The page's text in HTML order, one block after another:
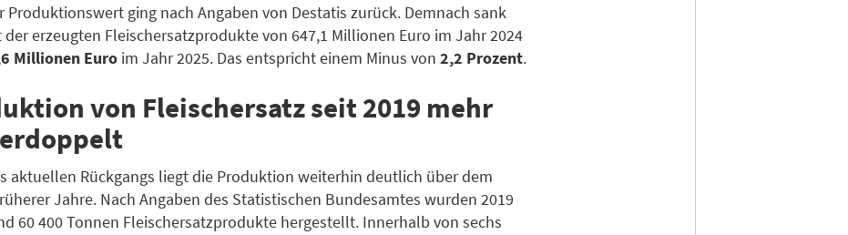
Produktionswert ging nach Angaben von Destatis zurück. Demnach sank
der erzeugten Fleischersatzprodukte von 647,1 Millionen Euro im Jahr 2024
Millionen Euro im Jahr 2025. Das entspricht einem Minus von 2,2 Prozent.
von Fleischersatz seit 2019 mehr
aktuellen Rückgangs liegt die Produktion weiterhin deutlich über dem
Jahre. Nach Angaben des Statistischen Bundesamtes wurden 2019
60 400 Tonnen Fleischersatzprodukte hergestellt. Innerhalb von sechs